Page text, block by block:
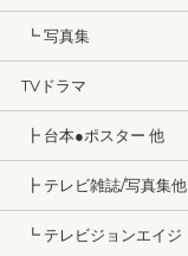
┗ 写真集
TVドラマ
┣ 台本●ポスター 他
┣ テレビ雑誌/写真集他
┗ テレビジョンエイジ